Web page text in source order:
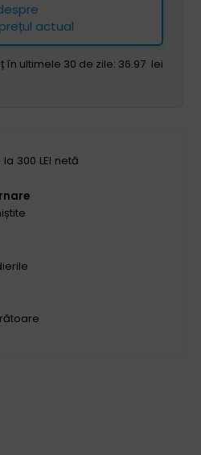
actual
în ultimele 30 de zile: 36.97 lei
300 LEI netă